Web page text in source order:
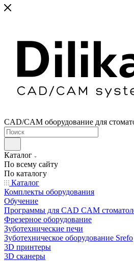
CAD/CAM оборудование для
Каталог
По всему сайту
По каталогу
Каталог
Комплекты оборудования
Обучение
Программы для CAD CAM
Фрезерное оборудование
Зуботехнические печи
Зуботехническое оборудование Srefo
3D принтеры
3D сканеры